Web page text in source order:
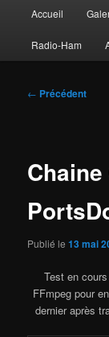
principal
Accueil
Radio-Ham
Navigation
← Précédent
Publié le13 mai
Test en
FFmpeg pour
dernier après